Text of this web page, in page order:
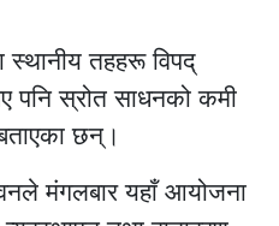
तहहरू विपद्
पनि स्रोत साधनको कमी
छन्।
मंगलबार यहाँ आयोजना